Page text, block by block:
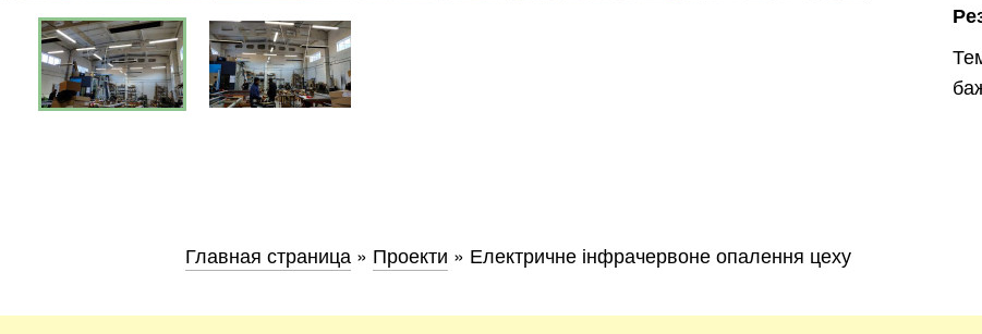
Главная страница » Проекти » Електричне інфрачервоне опалення цеху